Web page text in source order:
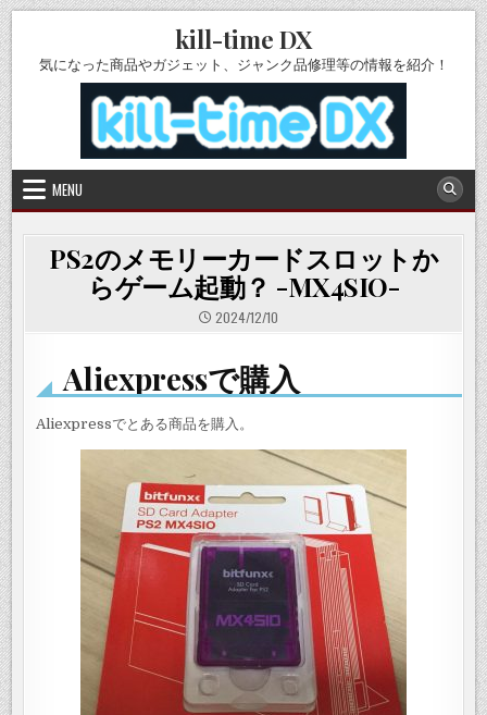
Skip
to
content
kill-time DX
気になった商品やガジェット、ジャンク品修理等の情報を紹介！
MENU
PS2のメモリーカードスロットか
らゲーム起動？ -MX4SIO-
2024/12/10
Aliexpressで購入
Aliexpressでとある商品を購入。